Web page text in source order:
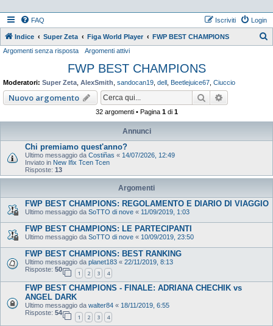
FAQ Login
Iscriviti
Indice Super Zeta Figa World Player FWP BEST CHAMPIONS
Argomenti senza risposta Argomenti attivi
FWP BEST CHAMPIONS
Moderatori: Super Zeta AlexSmith sandocan19 dell Beetlejuice67 Ciuccio
Nuovo argomento Cerca
32 argomenti • Pagina 1di 1
Annunci
Chi premiamo quest'anno?
Ultimo messaggio da Costiñas « 14/07/2026, 12:49
Inviato in New Ifix Tcen Tcen
Risposte: 13
Argomenti
FWP BEST CHAMPIONS: REGOLAMENTO E DIARIO DI VIAGGIO
Ultimo messaggio da SoTTO di nove « 11/09/2019, 1:03
FWP BEST CHAMPIONS: LE PARTECIPANTI
Ultimo messaggio da SoTTO di nove « 10/09/2019, 23:50
FWP BEST CHAMPIONS: BEST RANKING
Ultimo messaggio da planet183 « 22/11/2019, 8:13
Risposte: 50
1 2 3 4
FWP BEST CHAMPIONS - FINALE: ADRIANA CHECHIK vs
ANGEL DARK
Ultimo messaggio da walter84 « 18/11/2019, 6:55
Risposte: 54
1 2 3 4